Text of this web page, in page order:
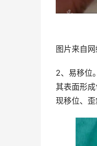
图片来自
2、易移位
其表面形
现移位、歪